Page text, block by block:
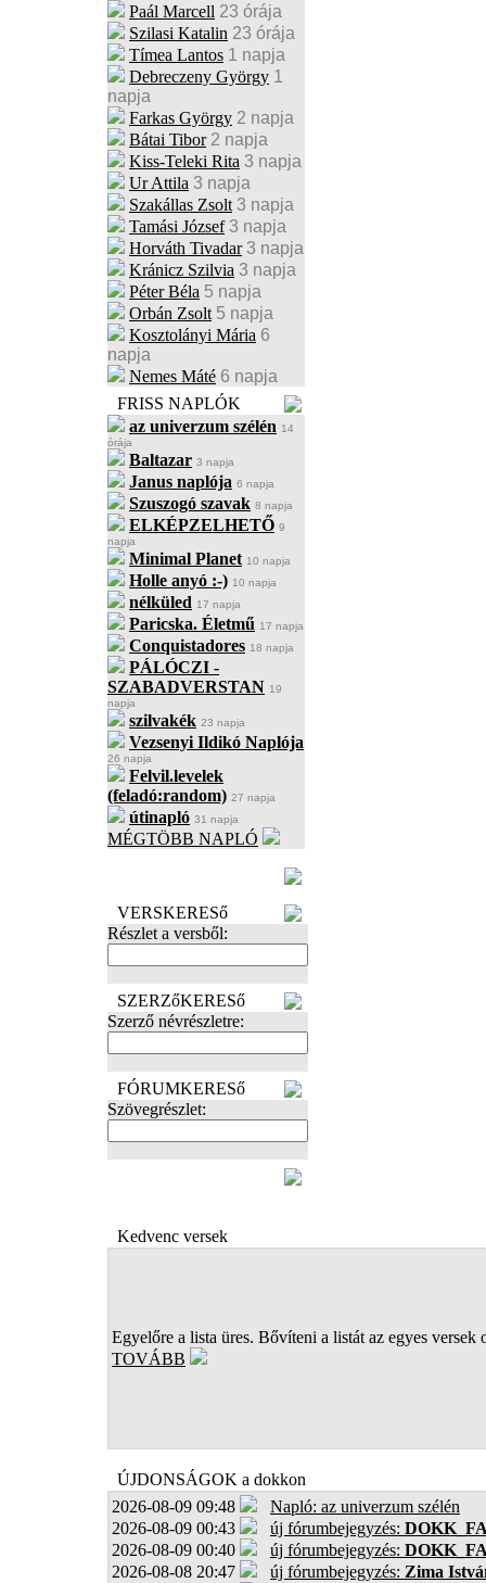
Paál Marcell 23 órája
Szilasi Katalin 23 órája
Tímea Lantos 1 napja
Debreczeny György 1
napja
Farkas György 2 napja
Bátai Tibor 2 napja
Kiss-Teleki Rita 3 napja
Ur Attila 3 napja
Szakállas Zsolt 3 napja
Tamási József 3 napja
Horváth Tivadar 3 napja
Kránicz Szilvia 3 napja
Péter Béla 5 napja
Orbán Zsolt 5 napja
Kosztolányi Mária 6
napja
Nemes Máté 6 napja
FRISS NAPLÓK
az univerzum szélén 14
órája
Baltazar 3 napja
Janus naplója 6 napja
Szuszogó szavak 8 napja
ELKÉPZELHETŐ 9
napja
Minimal Planet 10 napja
Holle anyó :-) 10 napja
nélküled 17 napja
Paricska. Életmű 17 napja
Conquistadores 18 napja
PÁLÓCZI -
SZABADVERSTAN 19
napja
szilvakék 23 napja
Vezsenyi Ildikó Naplója
26 napja
Felvil.levelek
(feladó:random) 27 napja
útinapló 31 napja
MÉGTÖBB NAPLÓ
VERSKERESő
Részlet a versből:
SZERZőKERESő
Szerző névrészletre:
FÓRUMKERESő
Szövegrészlet:
Kedvenc versek
Egyelőre a lista üres. Bővíteni a listát az egyes versek
TOVÁBB
ÚJDONSÁGOK a dokkon
2026-08-09 09:48
Napló: az univerzum szélén
2026-08-09 00:43
új fórumbejegyzés:
2026-08-09 00:40
új fórumbejegyzés:
2026-08-08 20:47
új fórumbejegyzés: Zima